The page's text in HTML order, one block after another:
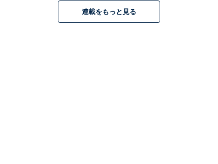
連載をもっと見る